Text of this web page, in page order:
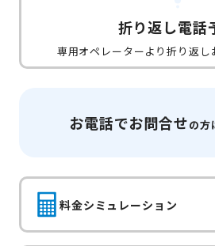
折り返し電話
専用オペレーターより折り返し
お電話でお問合せの方
料金シミュレーション